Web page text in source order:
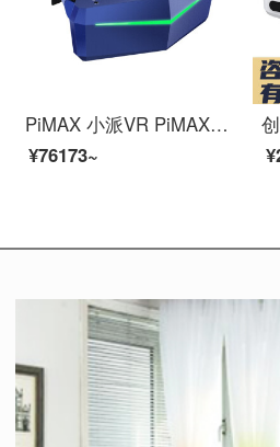
PiMAX 小派VR PiMAX Vision 8K X 标准版 VR眼镜 虚拟现实头显 3D VR头盔 PCVR
¥76173~